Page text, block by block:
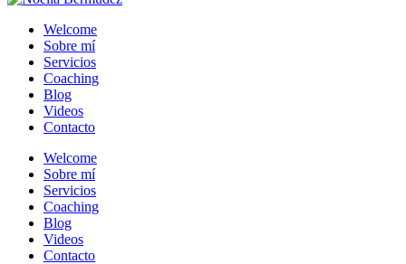
Welcome
Sobre mí
Servicios
Coaching
Blog
Videos
Contacto
Welcome
Sobre mí
Servicios
Coaching
Blog
Videos
Contacto